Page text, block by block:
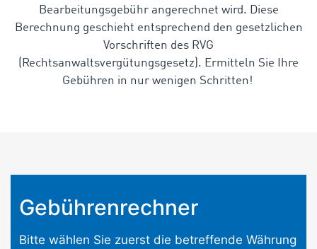
Bearbeitungsgebühr angerechnet wird. Diese
Berechnung geschieht entsprechend den gesetzlichen
Vorschriften des RVG
(Rechtsanwaltsvergütungsgesetz). Ermitteln Sie Ihre
Gebühren in nur wenigen Schritten!